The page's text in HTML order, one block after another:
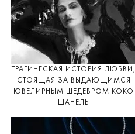
ТРАГИЧЕСКАЯ ИСТОРИЯ ЛЮБВИ,
СТОЯЩАЯ ЗА ВЫДАЮЩИМСЯ
ЮВЕЛИРНЫМ ШЕДЕВРОМ КОКО
ШАНЕЛЬ